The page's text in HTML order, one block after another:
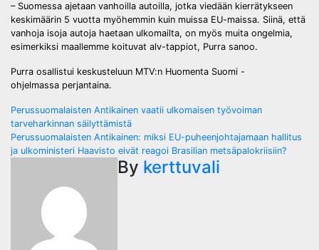
– Suomessa ajetaan vanhoilla autoilla, jotka viedään kierrätykseen
keskimäärin 5 vuotta myöhemmin kuin muissa EU-maissa. Siinä, että
vanhoja isoja autoja haetaan ulkomailta, on myös muita ongelmia,
esimerkiksi maallemme koituvat alv-tappiot, Purra sanoo.
Purra osallistui keskusteluun MTV:n Huomenta Suomi -
ohjelmassa perjantaina.
Post
navigation
Perussuomalaisten Antikainen vaatii ulkomaisen työvoiman
tarveharkinnan säilyttämistä
Perussuomalaisten Antikainen: miksi EU-puheenjohtajamaan hallitus
ja ulkoministeri Haavisto eivät reagoi Brasilian metsäpalokriisiin?
By kerttuvali